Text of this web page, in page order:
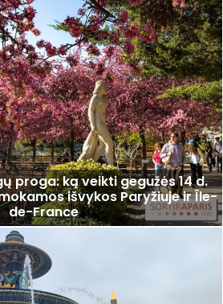
proga: ką veikti gegužės 14 d.
išvykos Paryžiuje ir Île-
de-France